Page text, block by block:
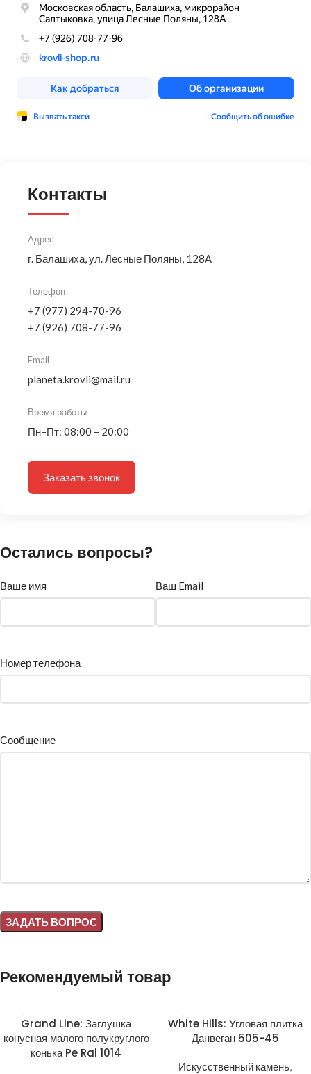
Контакты
Адрес
г. Балашиха, ул. Лесные Поляны, 128А
Телефон
+7 (977) 294-70-96
+7 (926) 708-77-96
Email
planeta.krovli@mail.ru
Время работы
Пн–Пт: 08:00 – 20:00
Заказать звонок
Остались вопросы?
Ваше имя Ваш Email
Номер телефона
Сообщение
Рекомендуемый товар
Grand Line: Заглушка
конусная малого полукруглого
конька Pe Ral 1014
White Hills: Угловая плитка
Данвеган 505-45
Искусственный камень,